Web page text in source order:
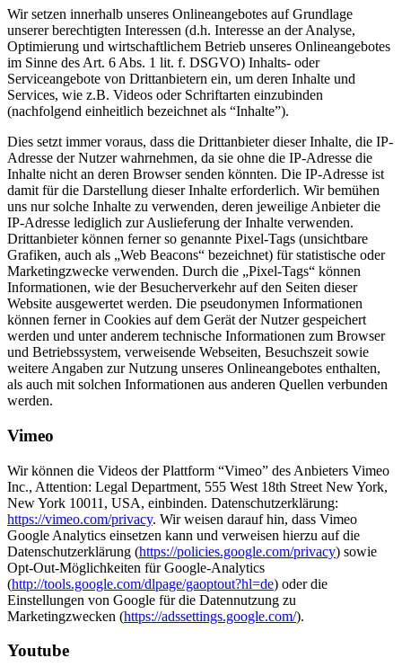
Wir setzen innerhalb unseres Onlineangebotes auf Grundlage
unserer berechtigten Interessen (d.h. Interesse an der Analyse,
Optimierung und wirtschaftlichem Betrieb unseres Onlineangebotes
im Sinne des Art. 6 Abs. 1 lit. f. DSGVO) Inhalts- oder
Serviceangebote von Drittanbietern ein, um deren Inhalte und
Services, wie z.B. Videos oder Schriftarten einzubinden
(nachfolgend einheitlich bezeichnet als “Inhalte”).
Dies setzt immer voraus, dass die Drittanbieter dieser Inhalte, die IP-
Adresse der Nutzer wahrnehmen, da sie ohne die IP-Adresse die
Inhalte nicht an deren Browser senden könnten. Die IP-Adresse ist
damit für die Darstellung dieser Inhalte erforderlich. Wir bemühen
uns nur solche Inhalte zu verwenden, deren jeweilige Anbieter die
IP-Adresse lediglich zur Auslieferung der Inhalte verwenden.
Drittanbieter können ferner so genannte Pixel-Tags (unsichtbare
Grafiken, auch als „Web Beacons“ bezeichnet) für statistische oder
Marketingzwecke verwenden. Durch die „Pixel-Tags“ können
Informationen, wie der Besucherverkehr auf den Seiten dieser
Website ausgewertet werden. Die pseudonymen Informationen
können ferner in Cookies auf dem Gerät der Nutzer gespeichert
werden und unter anderem technische Informationen zum Browser
und Betriebssystem, verweisende Webseiten, Besuchszeit sowie
weitere Angaben zur Nutzung unseres Onlineangebotes enthalten,
als auch mit solchen Informationen aus anderen Quellen verbunden
werden.
Vimeo
Wir können die Videos der Plattform “Vimeo” des Anbieters Vimeo
Inc., Attention: Legal Department, 555 West 18th Street New York,
New York 10011, USA, einbinden. Datenschutzerklärung:
https://vimeo.com/privacy. Wir weisen darauf hin, dass Vimeo
Google Analytics einsetzen kann und verweisen hierzu auf die
Datenschutzerklärung (https://policies.google.com/privacy) sowie
Opt-Out-Möglichkeiten für Google-Analytics
(http://tools.google.com/dlpage/gaoptout?hl=de) oder die
Einstellungen von Google für die Datennutzung zu
Marketingzwecken (https://adssettings.google.com/).
Youtube